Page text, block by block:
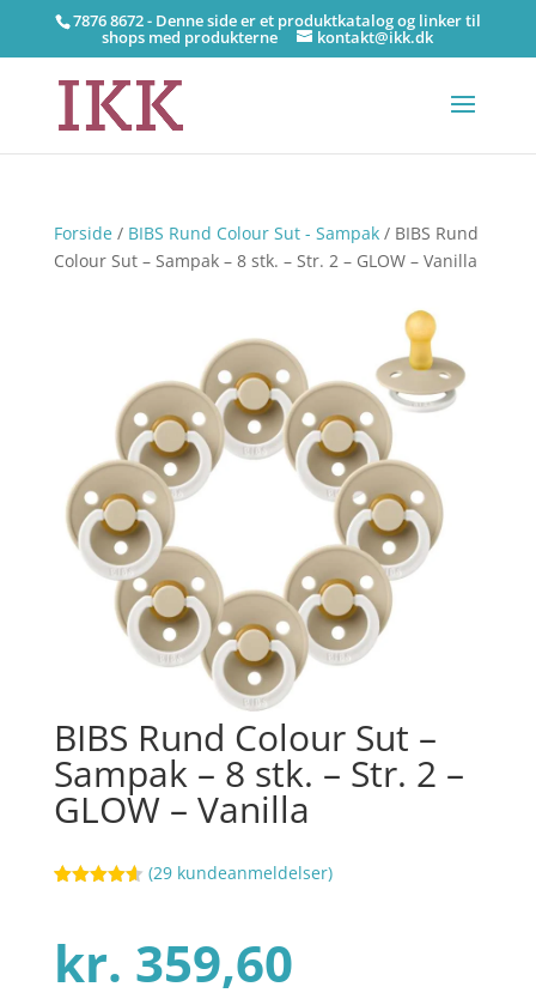
7876 8672 - Denne side er et produktkatalog og linker til
shops med produkterne kontakt@ikk.dk
Forside/ BIBS Rund Colour Sut - Sampak/ BIBS Rund
Colour Sut – Sampak – 8 stk. – Str. 2 – GLOW – Vanilla
BIBS Rund Colour Sut –
Sampak – 8 stk. – Str. 2 –
GLOW – Vanilla
baseret på
kundebedø
mmelser
(29 kundeanmeldelser)
kr. 359,60